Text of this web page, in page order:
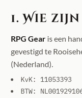
1. Wie
RPG Gear is een
gevestigd te
(Nederland).
KvK: 11053393
BTW: